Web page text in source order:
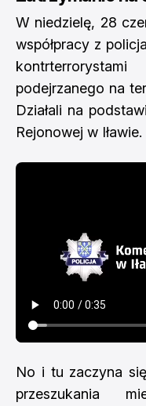
W niedzielę, 28
współpracy z
podejrzanego na
Działali na
Rejonowej w Iławie.
No i tu zaczyna
przeszukania